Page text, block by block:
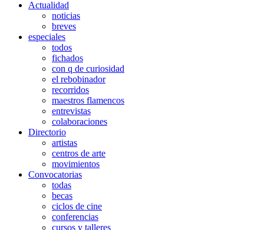
Actualidad
noticias
breves
especiales
todos
fichados
con q de curiosidad
el rebobinador
recorridos
maestros flamencos
entrevistas
colaboraciones
Directorio
artistas
centros de arte
movimientos
Convocatorias
todas
becas
ciclos de cine
conferencias
cursos y talleres